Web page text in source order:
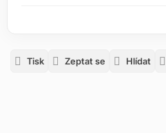
Tisk Zeptat se Hlídat